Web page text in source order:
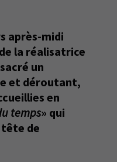
après-midi
la réalisatrice
un
et déroutant,
en
temps» qui
tête de